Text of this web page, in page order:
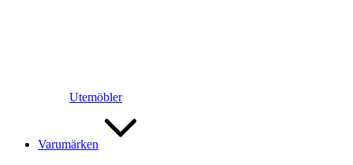
Utemöbler
Varumärken